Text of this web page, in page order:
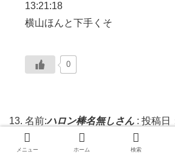
13:21:18
横山ほんと下手くそ
0
名前:ハロン棒名無しさん : 投稿日
スローで後ろだからクソだースロ
メニュー ホーム 検索